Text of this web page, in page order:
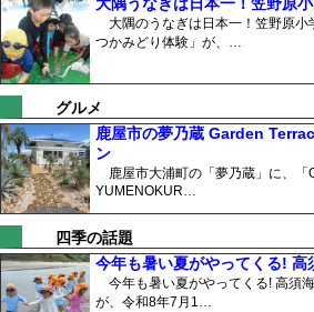
大隅うなぎは日本一！笠野原
大隅のうなぎは日本一！笠野原小
つかみどり体験」が、…
グルメ
鹿屋市の夢乃蔵 Garden
ン
鹿屋市大浦町の「夢乃蔵」に、「
YUMENOKUR…
四季の話題
今年も暑い夏がやってくる!
今年も暑い夏がやってくる! 高須
が、令和8年7月1…